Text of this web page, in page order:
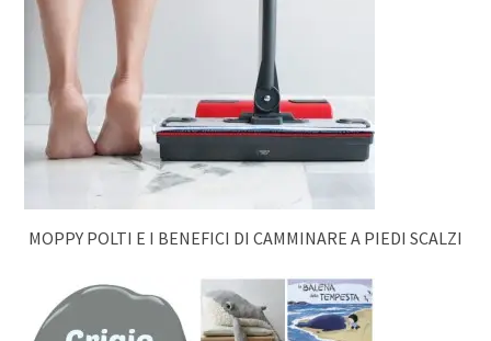
MOPPY POLTI E I BENEFICI DI CAMMINARE A PIEDI SCALZI